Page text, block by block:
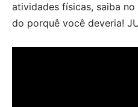
atividades físicas, saiba
do porquê você deveria!